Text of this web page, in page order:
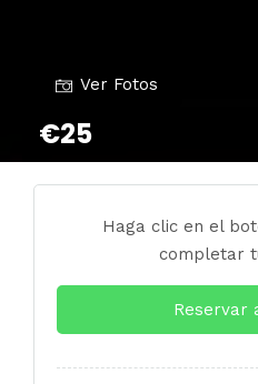
Ver Fotos
€25
Haga clic en el
completar
Reservar